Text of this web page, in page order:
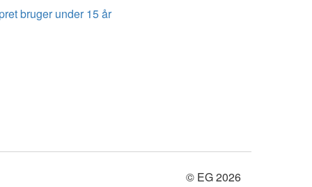
bruger under 15 år
© EG 2026